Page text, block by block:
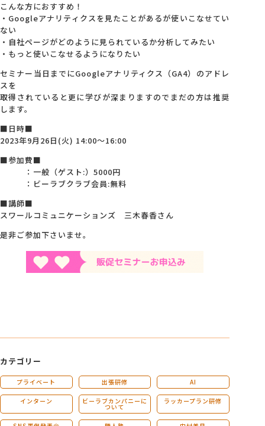
こんな方におすすめ！
・Googleアナリティクスを見たことがあるが使いこなせてい
ない
・自社ページがどのように見られているか分析してみたい
・もっと使いこなせるようになりたい
セミナー当日までにGoogleアナリティクス（GA4）のアドレ
スを
取得されていると更に学びが深まりますのでまだの方は推奨
します。
■日時■
2023年9月26日(火) 14:00～16:00
■参加費■
：一般（ゲスト:）5000円
：ビーラブクラブ会員:無料
■講師■
スワールコミュニケーションズ 三木春香さん
是非ご参加下さいませ。
カテゴリー
プライベート 出張研修 AI
インターン ビーラブカンパニーに
ついて
ラッカープラン研修